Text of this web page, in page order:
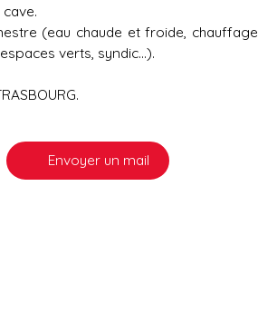
(eau chaude et froide, chauffage,
verts, syndic...).
Envoyer un mail